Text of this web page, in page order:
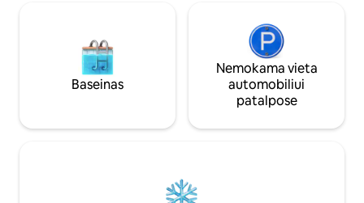
Baseinas
Nemokama vieta
automobiliui
patalpose